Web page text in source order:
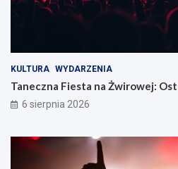
KULTURA WYDARZENIA
Taneczna Fiesta na Żwirowej:
6 sierpnia 2026